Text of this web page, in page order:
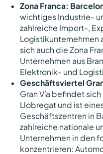
Zona Franca:
wichtiges Industrie-
zahlreiche Import-,
Logistikunternehmen
sich auch die Zona
Unternehmen aus
Elektronik- und
Geschäftsviertel
Gran Vía befindet
Llobregat und ist
Geschäftszentren in
zahlreiche nationale
Unternehmen in den
konzentrieren: